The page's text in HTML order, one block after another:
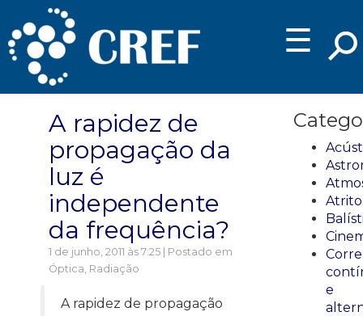
☰
A rapidez de
propagação da
luz é
independente
da frequência?
1 de junho, 2011 às 7:25 | Postado em
Óptica, Radiação
A rapidez de propagação
Atrito
e